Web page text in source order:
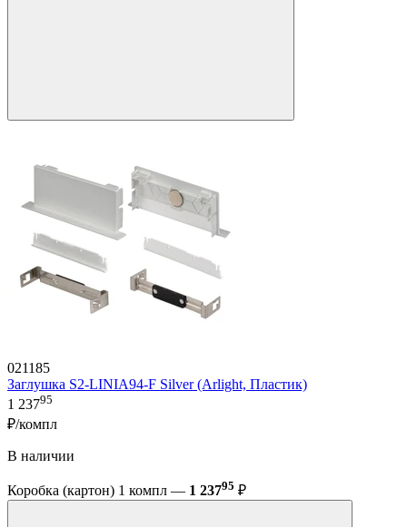
021185
Заглушка S2-LINIA94-F Silver (Arlight, Пластик)
1 23795
₽/компл
В наличии
Коробка (картон) 1 компл — 1 23795 ₽